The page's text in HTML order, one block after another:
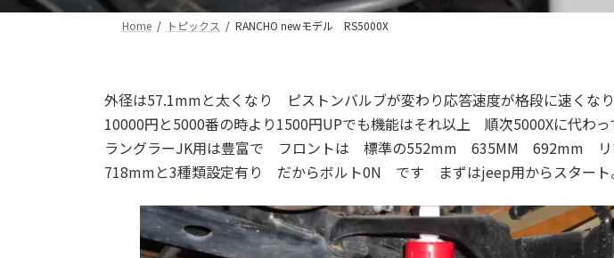
Home トピックス RANCHO newモデル RS5000X
外径は57.1mmと太くなり ピストンバルブが変わり応答速度が格段に速くな
10000円と5000番の時より1500円UPでも機能はそれ以上 順次5000Xに代わっ
ラングラーJK用は豊富で フロントは 標準の552mm 635MM 692mm
718mmと3種類設定有り だからボルト0N です まずはjeep用からスター